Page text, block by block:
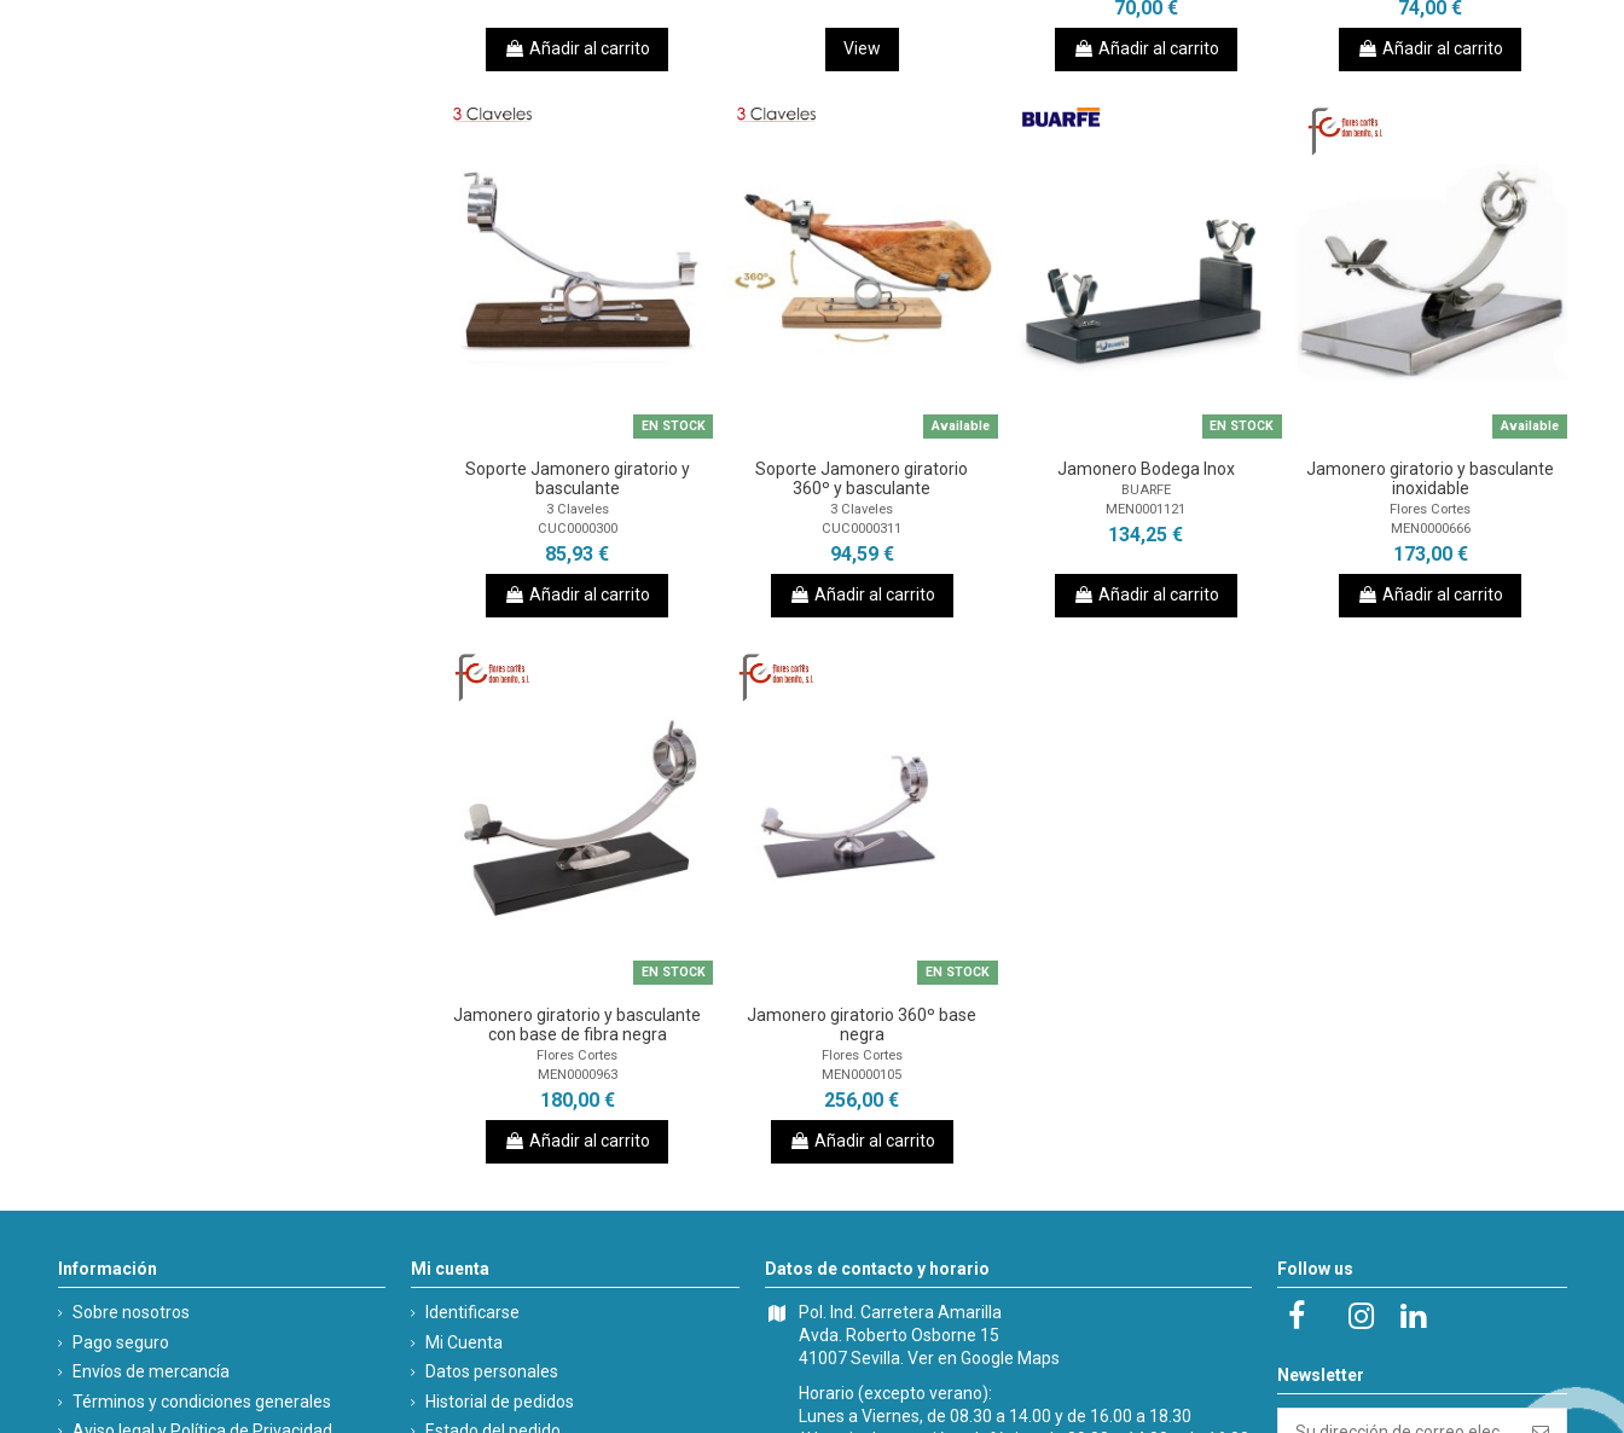
Añadir al carrito View
70,00 €
Añadir al carrito
74,00 €
Añadir al carrito
EN STOCK
Soporte Jamonero giratorio y
basculante
3 Claveles
CUC0000300
85,93 €
Añadir al carrito
Available
Soporte Jamonero giratorio
360º y basculante
3 Claveles
CUC0000311
94,59 €
Añadir al carrito
EN STOCK
Jamonero Bodega Inox
BUARFE
MEN0001121
134,25 €
Añadir al carrito
Available
Jamonero giratorio y basculante
inoxidable
Flores Cortes
MEN0000666
173,00 €
Añadir al carrito
EN STOCK
Jamonero giratorio y basculante
con base de fibra negra
Flores Cortes
MEN0000963
180,00 €
Añadir al carrito
EN STOCK
Jamonero giratorio 360º base
negra
Flores Cortes
MEN0000105
256,00 €
Añadir al carrito
Información
Sobre nosotros
Pago seguro
Envíos de mercancía
Términos y condiciones generales
Mi cuenta
Identificarse
Mi Cuenta
Datos personales
Historial de pedidos
Datos de contacto y horario
Pol. Ind. Carretera Amarilla
Avda. Roberto Osborne 15
41007 Sevilla.Ver en Google Maps
Horario (excepto verano):
Lunes a Viernes, de 08.30 a 14.00 y de 16.00 a 18.30
Follow us
Newsletter